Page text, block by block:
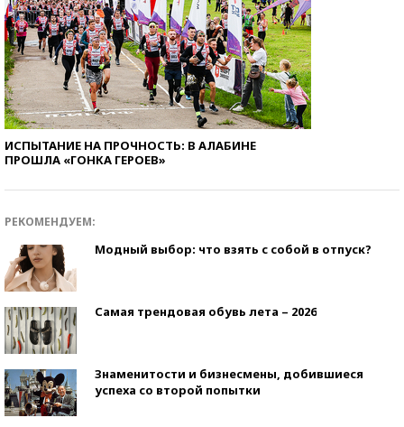
ИСПЫТАНИЕ НА ПРОЧНОСТЬ: В АЛАБИНЕ
ПРОШЛА «ГОНКА ГЕРОЕВ»
РЕКОМЕНДУЕМ:
Модный выбор: что взять с собой в отпуск?
Самая трендовая обувь лета – 2026
Знаменитости и бизнесмены, добившиеся
успеха со второй попытки